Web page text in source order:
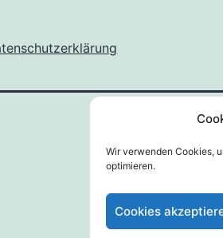
Wir verwenden Cookies,
optimieren.
Cookies